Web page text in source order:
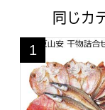
同じカ
小田原山安 干
1
位